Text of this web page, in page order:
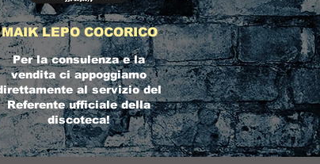
MAIK LEPO COCORICO
Per la consulenza e la
vendita ci appoggiamo
al servizio del
Referente ufficiale della
discoteca!